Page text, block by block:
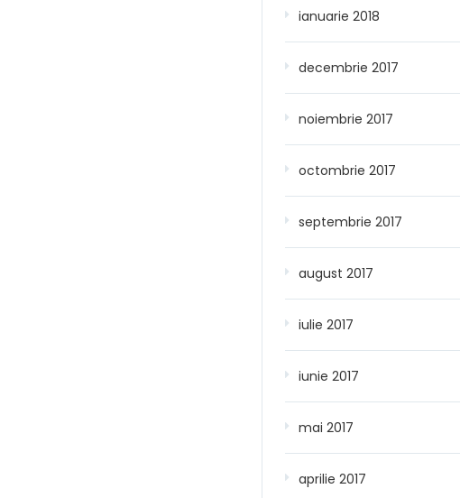
ianuarie 2018
decembrie 2017
noiembrie 2017
octombrie 2017
septembrie 2017
august 2017
iulie 2017
iunie 2017
mai 2017
aprilie 2017